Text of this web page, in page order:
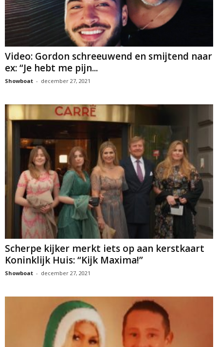
Video: Gordon schreeuwend en smijtend naar
ex: “Je hebt me pijn...
Showboat - december 27, 2021
Scherpe kijker merkt iets op aan kerstkaart
Koninklijk Huis: “Kijk Maxima!”
Showboat - december 27, 2021